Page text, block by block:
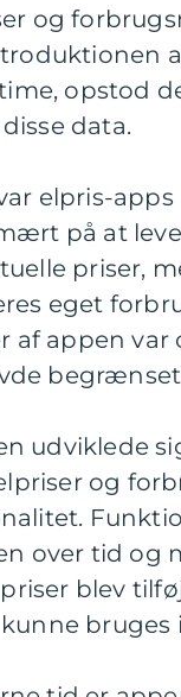
og
opstod
data.
elpris-
på at
priser,
eget
af appen
udviklede
og
over tid og
blev
bruges